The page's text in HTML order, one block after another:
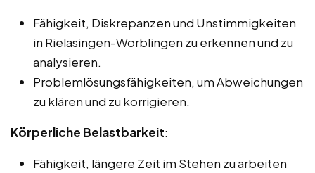
Fähigkeit, Diskrepanzen und Unstimmigkeiten
in Rielasingen-Worblingen zu erkennen und zu
analysieren.
Problemlösungsfähigkeiten, um Abweichungen
zu klären und zu korrigieren.
Körperliche Belastbarkeit:
Fähigkeit, längere Zeit im Stehen zu arbeiten